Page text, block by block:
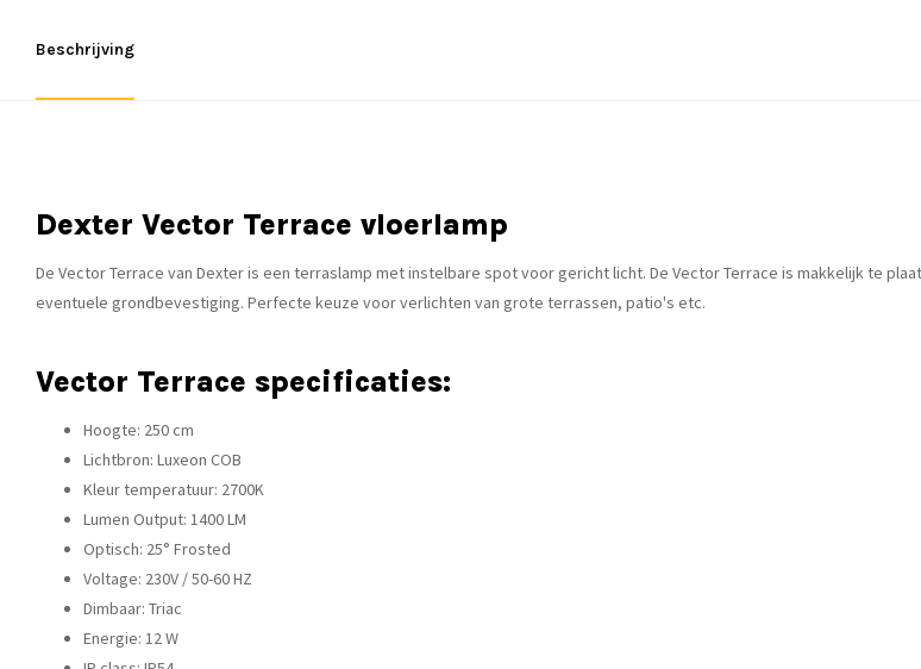
Beschrijving
Dexter Vector Terrace vloerlamp
De Vector Terrace van Dexter is een terraslamp met instelbare spot voor gericht licht. De Vector Terrace is makkelijk te
eventuele grondbevestiging. Perfecte keuze voor verlichten van grote terrassen, patio's etc.
Vector Terrace specificaties:
Hoogte: 250 cm
Lichtbron: Luxeon COB
Kleur temperatuur: 2700K
Lumen Output: 1400 LM
Optisch: 25° Frosted
Voltage: 230V / 50-60 HZ
Dimbaar: Triac
Energie: 12 W